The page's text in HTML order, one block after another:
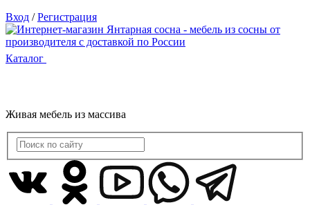
Вход / Регистрация
Каталог
Живая мебель из массива